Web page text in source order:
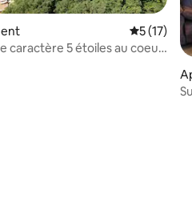
la base de 3 commentaires : 5
Évaluation
5 (17)
caractère 5 étoiles au coeur